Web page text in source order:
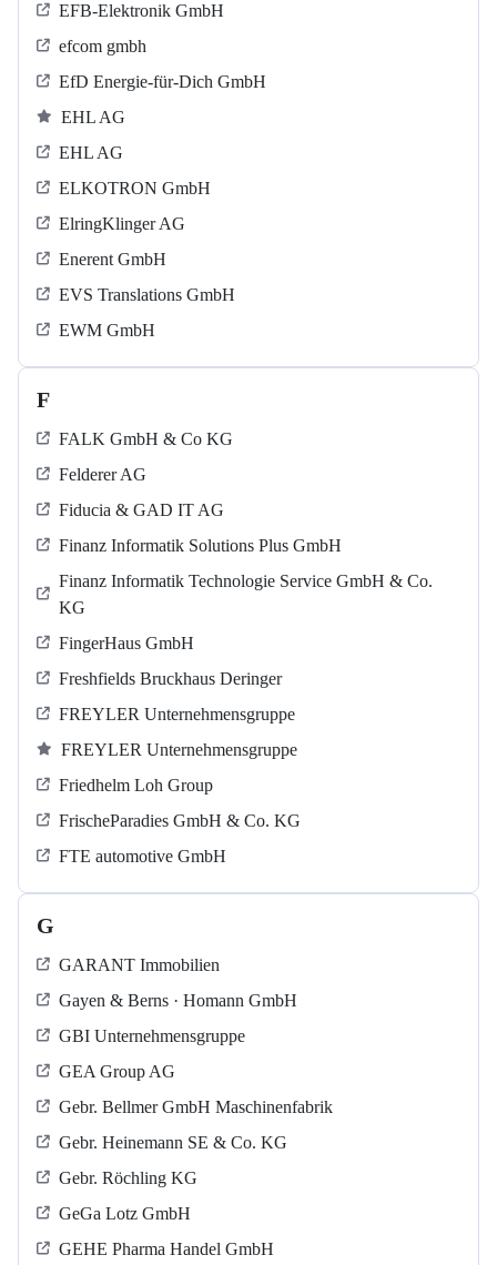
EFB-Elektronik GmbH
efcom gmbh
EfD Energie-für-Dich GmbH
EHL AG
EHL AG
ELKOTRON GmbH
ElringKlinger AG
Enerent GmbH
EVS Translations GmbH
EWM GmbH
F
FALK GmbH & Co KG
Felderer AG
Fiducia & GAD IT AG
Finanz Informatik Solutions Plus GmbH
Finanz Informatik Technologie Service GmbH & Co.
KG
FingerHaus GmbH
Freshfields Bruckhaus Deringer
FREYLER Unternehmensgruppe
FREYLER Unternehmensgruppe
Friedhelm Loh Group
FrischeParadies GmbH & Co. KG
FTE automotive GmbH
G
GARANT Immobilien
Gayen & Berns · Homann GmbH
GBI Unternehmensgruppe
GEA Group AG
Gebr. Bellmer GmbH Maschinenfabrik
Gebr. Heinemann SE & Co. KG
Gebr. Röchling KG
GeGa Lotz GmbH
GEHE Pharma Handel GmbH